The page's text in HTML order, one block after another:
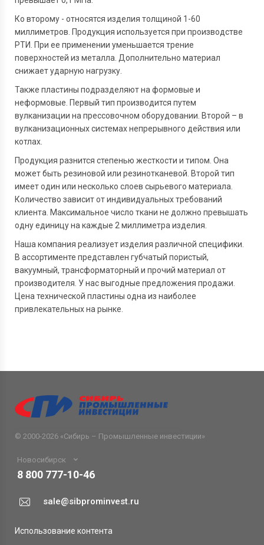
Ко второму - относятся изделия толщиной 1-60
миллиметров. Продукция используется при производстве
РТИ. При ее применении уменьшается трение
поверхностей из металла. Дополнительно материал
снижает ударную нагрузку.
Также пластины подразделяют на формовые и
неформовые. Первый тип производится путем
вулканизации на прессовочном оборудовании. Второй – в
вулканизационных системах непрерывного действия или
котлах.
Продукция разнится степенью жесткости и типом. Она
может быть резиновой или резинотканевой. Второй тип
имеет один или несколько слоев сырьевого материала.
Количество зависит от индивидуальных требований
клиента. Максимальное число ткани не должно превышать
одну единицу на каждые 2 миллиметра изделия.
Наша компания реализует изделия различной специфики.
В ассортименте представлен губчатый пористый,
вакуумный, трансформаторный и прочий материал от
производителя. У нас выгодные предложения продажи.
Цена технической пластины одна из наиболее
привлекательных на рынке.
© 2000-2026 «Сибирь – Промышленные инвестиции»
Новосибирск
8 800 777-10-46
sale@sibprominvest.ru
Использование контента